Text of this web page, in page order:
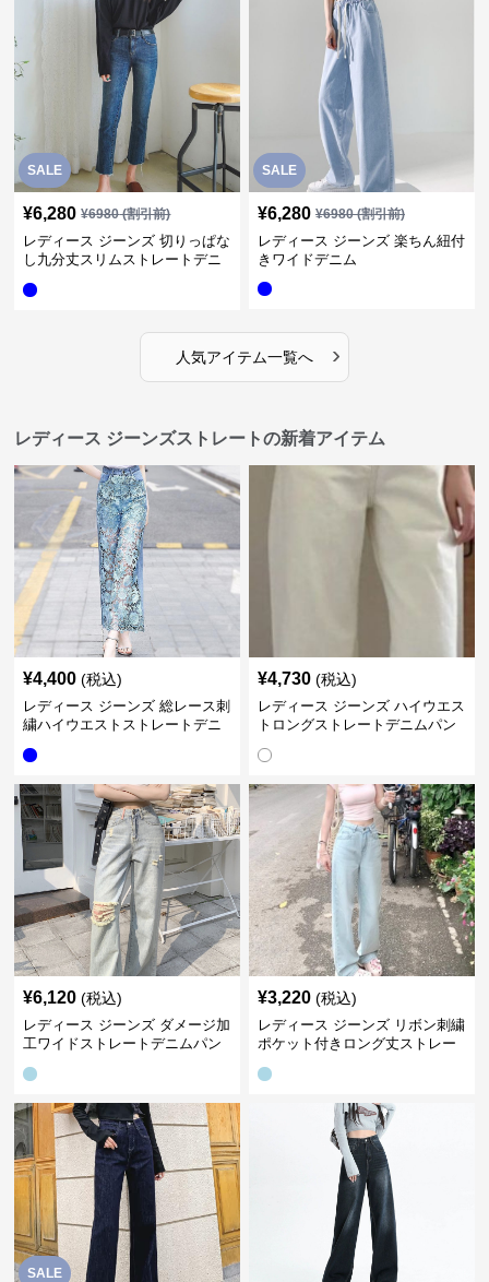
SALE
¥6,280 ¥6980(割引前)
レディース ジーンズ 切りっぱな
し九分丈スリムストレートデニ
SALE
¥6,280 ¥6980(割引前)
レディース ジーンズ 楽ちん紐付
きワイドデニム
人気アイテム一覧へ ›
レディース ジーンズストレートの新着アイテム
¥4,400 (税込)
レディース ジーンズ 総レース刺
繍ハイウエストストレートデニ
¥4,730 (税込)
レディース ジーンズ ハイウエス
トロングストレートデニムパン
¥6,120 (税込)
レディース ジーンズ ダメージ加
工ワイドストレートデニムパン
¥3,220 (税込)
レディース ジーンズ リボン刺繍
ポケット付きロング丈ストレー
SALE